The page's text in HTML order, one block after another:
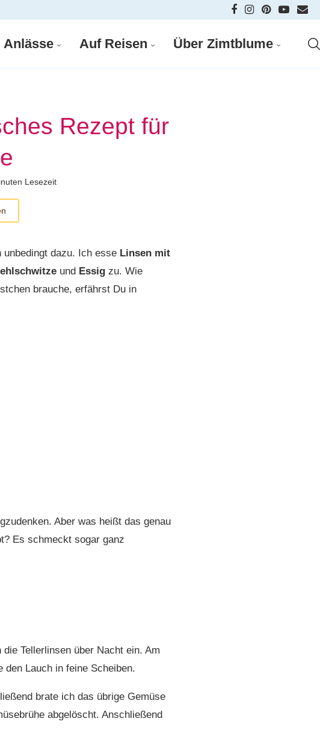
Anlässe Auf Reisen Über Zimtblume
Rezept für
Lesezeit
unbedingt dazu. Ich esse Linsen mit
und Essig zu. Wie
brauche, erfährst Du in
Aber was heißt das genau
Es schmeckt sogar ganz
Tellerlinsen über Nacht ein. Am
den Lauch in feine Scheiben.
brate ich das übrige Gemüse
abgelöscht. Anschließend